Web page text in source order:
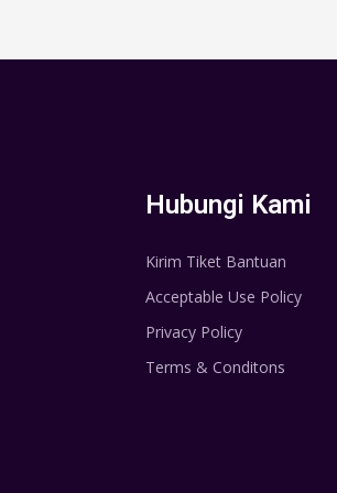
Hubungi Kami
Kirim Tiket Bantuan
Acceptable Use Policy
Privacy Policy
Terms & Conditons